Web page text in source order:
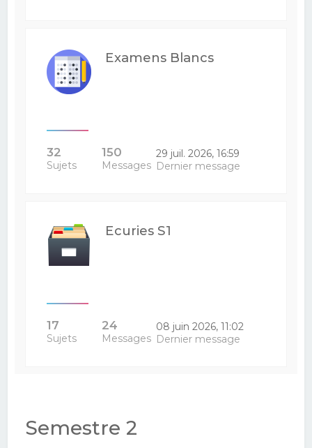
Examens Blancs
32
Sujets
150
Messages
29 juil. 2026, 16:59
Dernier message
Ecuries S1
17
Sujets
24
Messages
08 juin 2026, 11:02
Dernier message
Semestre 2